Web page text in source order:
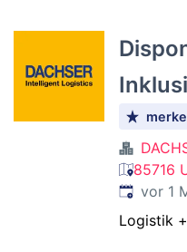
85716
vor 1
Logistik +